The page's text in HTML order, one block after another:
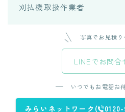
刈払機取扱作業者
写真でお見積り
LINEでお問合
いつでもお電話お
みらいネットワーク(